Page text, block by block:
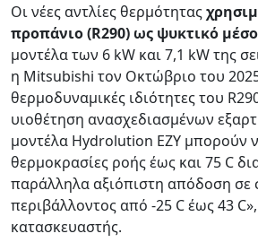
Οι νέες αντλίες θερμότητας
προπάνιο (R290) ως ψυκτικό μέσο
μοντέλα των 6 kW και 7,1 kW της
η Mitsubishi τον Οκτώβριο του
θερμοδυναμικές ιδιότητες του
υιοθέτηση ανασχεδιασμένων
μοντέλα Hydrolution EZY μπορούν
θερμοκρασίες ροής έως και 75 C
παράλληλα αξιόπιστη απόδοση σε
περιβάλλοντος από -25 C έως 43
κατασκευαστής.